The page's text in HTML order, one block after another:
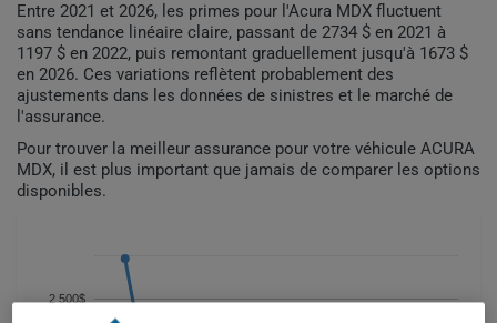
Entre 2021 et 2026, les primes pour l'Acura MDX fluctuent
sans tendance linéaire claire, passant de 2734 $ en 2021 à
1197 $ en 2022, puis remontant graduellement jusqu'à 1673 $
en 2026. Ces variations reflètent probablement des
ajustements dans les données de sinistres et le marché de
l'assurance.
Pour trouver la meilleur assurance pour votre véhicule ACURA
MDX, il est plus important que jamais de comparer les options
disponibles.
2 500$